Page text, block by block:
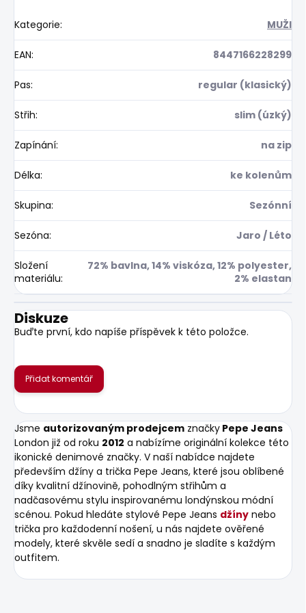
Kategorie: MUŽI
EAN: 8447166228299
Pas: regular (klasický)
Střih: slim (úzký)
Zapínání: na zip
Délka: ke kolenům
Skupina: Sezónní
Sezóna: Jaro / Léto
Složení
materiálu:
72% bavlna, 14% viskóza, 12% polyester,
2% elastan
Diskuze
Buďte první, kdo napíše příspěvek k této položce.
Přidat komentář
Jsme autorizovaným prodejcem značky Pepe Jeans
London již od roku 2012 a nabízíme originální kolekce této
ikonické denimové značky. V naší nabídce najdete
především džíny a trička Pepe Jeans, které jsou oblíbené
díky kvalitní džínovině, pohodlným střihům a
nadčasovému stylu inspirovanému londýnskou módní
scénou. Pokud hledáte stylové Pepe Jeans džíny nebo
trička pro každodenní nošení, u nás najdete ověřené
modely, které skvěle sedí a snadno je sladíte s každým
outfitem.